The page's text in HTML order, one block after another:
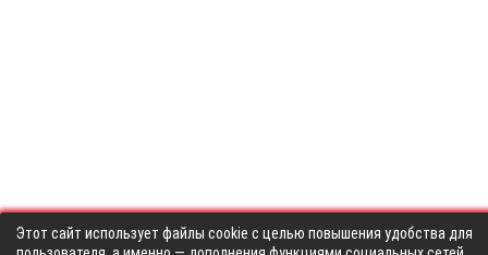
Этот сайт использует файлы cookie с целью повышения удобства для